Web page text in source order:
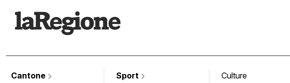
Cantone
Sport
Culture